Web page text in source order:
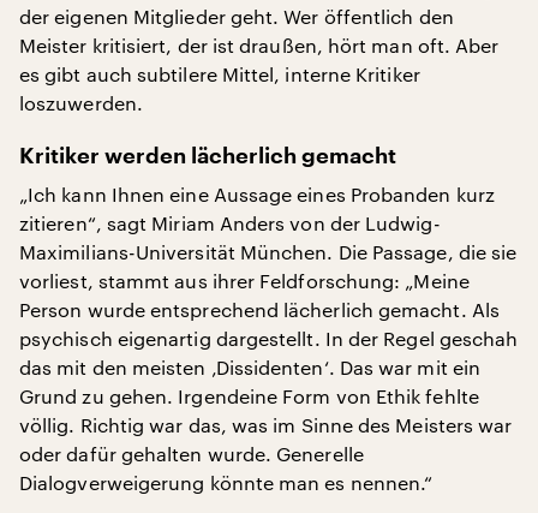
der eigenen Mitglieder geht. Wer öffentlich den
Meister kritisiert, der ist draußen, hört man oft. Aber
es gibt auch subtilere Mittel, interne Kritiker
loszuwerden.
Kritiker werden lächerlich gemacht
„Ich kann Ihnen eine Aussage eines Probanden kurz
zitieren“, sagt Miriam Anders von der Ludwig-
Maximilians-Universität München. Die Passage, die sie
vorliest, stammt aus ihrer Feldforschung: „Meine
Person wurde entsprechend lächerlich gemacht. Als
psychisch eigenartig dargestellt. In der Regel geschah
das mit den meisten ‚Dissidenten‘. Das war mit ein
Grund zu gehen. Irgendeine Form von Ethik fehlte
völlig. Richtig war das, was im Sinne des Meisters war
oder dafür gehalten wurde. Generelle
Dialogverweigerung könnte man es nennen.“